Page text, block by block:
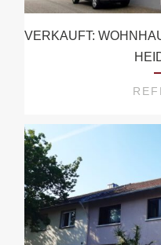
VERKAUFT: